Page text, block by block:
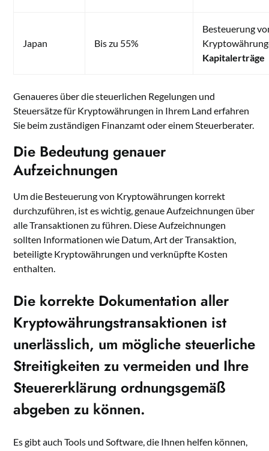
Japan Bis zu 55%
Besteuerung
Kapitalerträge
Genaueres über die steuerlichen Regelungen und
Steuersätze für Kryptowährungen in Ihrem Land erfahren
Sie beim zuständigen Finanzamt oder einem Steuerberater.
Die Bedeutung genauer
Aufzeichnungen
Um die Besteuerung von Kryptowährungen korrekt
durchzuführen, ist es wichtig, genaue Aufzeichnungen über
alle Transaktionen zu führen. Diese Aufzeichnungen
sollten Informationen wie Datum, Art der Transaktion,
beteiligte Kryptowährungen und verknüpfte Kosten
enthalten.
Die korrekte Dokumentation aller
Kryptowährungstransaktionen ist
unerlässlich, um mögliche steuerliche
Streitigkeiten zu vermeiden und Ihre
Steuererklärung ordnungsgemäß
abgeben zu können.
Es gibt auch Tools und Software, die Ihnen helfen können,